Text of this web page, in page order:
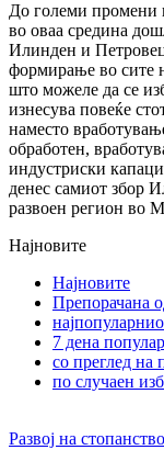
До големи промени
во оваа средина
Илинден и
формирање во сите
што можеле да се
изнесува повеќе
наместо
обработен,
индустриски
денес самиот збор
развоен регион во
Најновите
Најновите
Препорачана
7 дена
со преглед на
по случаен
Развој на